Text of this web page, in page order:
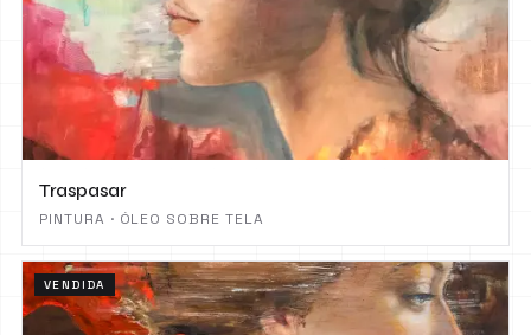
Traspasar
PINTURA · ÓLEO SOBRE TELA
VENDIDA